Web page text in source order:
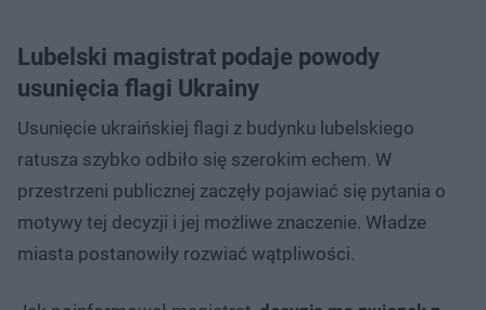
Lubelski magistrat podaje powody
usunięcia flagi Ukrainy
Usunięcie ukraińskiej flagi z budynku lubelskiego
ratusza szybko odbiło się szerokim echem. W
przestrzeni publicznej zaczęły pojawiać się pytania o
motywy tej decyzji i jej możliwe znaczenie. Władze
miasta postanowiły rozwiać wątpliwości.